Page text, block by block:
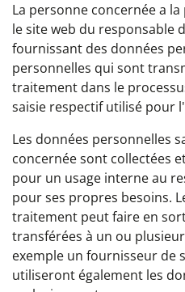
La personne concernée a
le site web du responsable
fournissant des données
personnelles qui sont
traitement dans le
saisie respectif utilisé pour
Les données personnelles
concernée sont collectées
pour un usage interne au
pour ses propres besoins.
traitement peut faire en
transférées à un ou
exemple un fournisseur de
utiliseront également les